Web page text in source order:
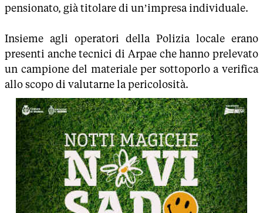
pensionato, già titolare di un’impresa individuale.
Insieme agli operatori della Polizia locale erano
presenti anche tecnici di Arpae che hanno prelevato
un campione del materiale per sottoporlo a verifica
allo scopo di valutarne la pericolosità.